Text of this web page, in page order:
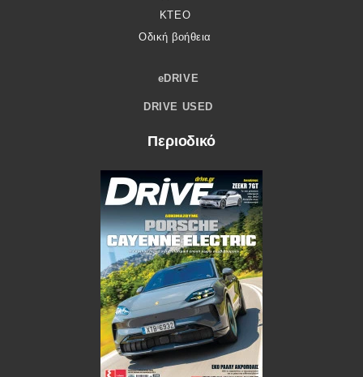
ΚΤΕΟ
Οδική βοήθεια
eDRIVE
DRIVE USED
Περιοδικό